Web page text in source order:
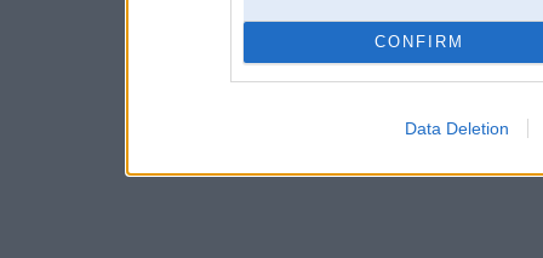
CONFIRM
Data Deletion